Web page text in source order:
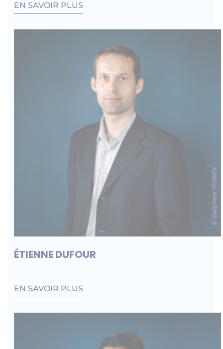
EN SAVOIR PLUS
ÉTIENNE DUFOUR
EN SAVOIR PLUS